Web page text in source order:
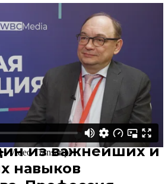
детям, кто такой
просто!
умеющий
И такое
из важнейших и
навыков